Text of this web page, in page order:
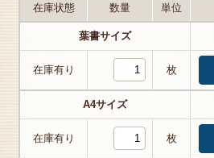
在庫状態 数量 単位
葉書サイズ
在庫有り 枚
A4サイズ
在庫有り 枚